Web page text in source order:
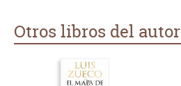
Otros libros del autor